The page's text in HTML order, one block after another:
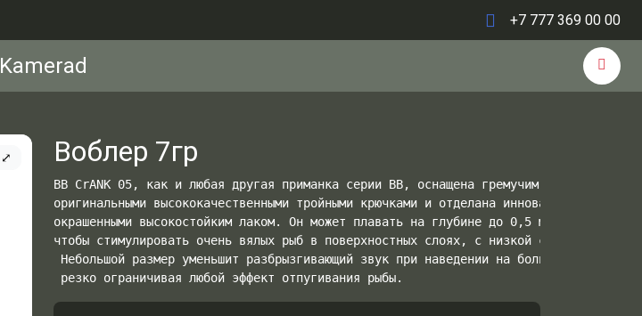
+7 777 369 00 00
Kamerad
⤢ Воблер 7гр
BB CrANK 05, как и любая другая приманка серии BB, оснащена гремучим
оригинальными высококачественными тройными крючками и отделана инновационными
окрашенными высокостойким лаком. Он может плавать на глубине до 0,5 метра.
чтобы стимулировать очень вялых рыб в поверхностных слоях, с низкой скоростью
Небольшой размер уменьшит разбрызгивающий звук при наведении на большие
резко ограничивая любой эффект отпугивания рыбы.